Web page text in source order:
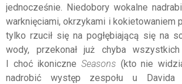
jednocześnie. Niedobory wokalne
warknięciami, okrzykami i kokietowaniem
tylko rzucił się na pogłębiającą się na
wody, przekonał już chyba wszystkich
I choć ikoniczne Seasons (kto nie
nadrobić występ zespołu u Davida